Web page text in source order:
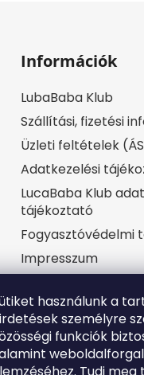
használunk a
személyre
funkciók
Információk
LubaBaba Klub
Szállítási, fizetési
Üzleti feltételek
Adatkezelési
LucaBaba Klub
tájékoztató
Fogyasztóvédelmi
Impresszum
Süti tájékoztató
Írj nekünk
Rendelésem